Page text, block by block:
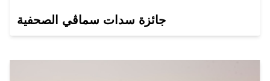
جائزة سدات سماڤي الصحفية